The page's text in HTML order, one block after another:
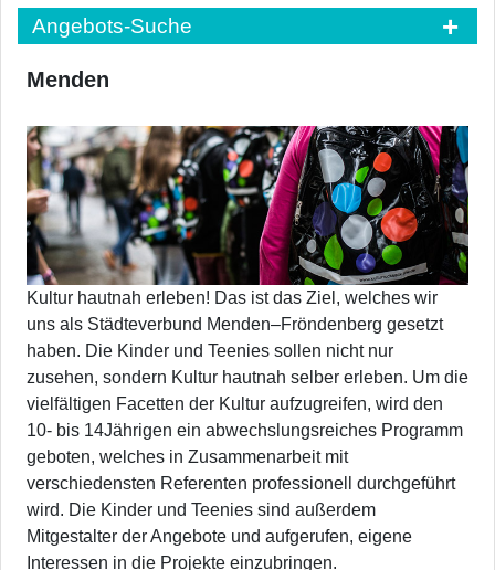
Angebots-Suche
Menden
Kultur hautnah erleben! Das ist das Ziel, welches wir
uns als Städteverbund Menden–Fröndenberg gesetzt
haben. Die Kinder und Teenies sollen nicht nur
zusehen, sondern Kultur hautnah selber erleben. Um die
vielfältigen Facetten der Kultur aufzugreifen, wird den
10- bis 14Jährigen ein abwechslungsreiches Programm
geboten, welches in Zusammenarbeit mit
verschiedensten Referenten professionell durchgeführt
wird. Die Kinder und Teenies sind außerdem
Mitgestalter der Angebote und aufgerufen, eigene
Interessen in die Projekte einzubringen.